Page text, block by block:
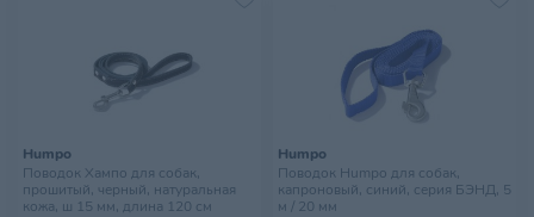
Humpo
Поводок Хампо для собак,
прошитый, черный, натуральная
кожа, ш 15 мм, длина 120 см
Humpo
Поводок Humpo для собак,
капроновый, синий, серия БЭНД, 5
м / 20 мм